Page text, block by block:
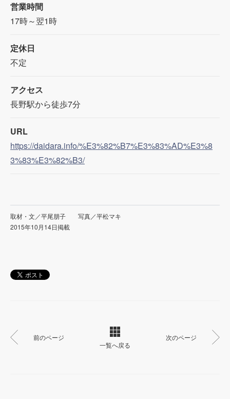
営業時間
17時～翌1時
定休日
不定
アクセス
長野駅から徒歩7分
URL
https://daidara.info/%E3%82%B7%E3%83%AD%E3%8
3%83%E3%82%B3/
取材・文／平尾朋子 写真／平松マキ
2015年10月14日掲載
前のページ
一覧へ戻る
次のページ